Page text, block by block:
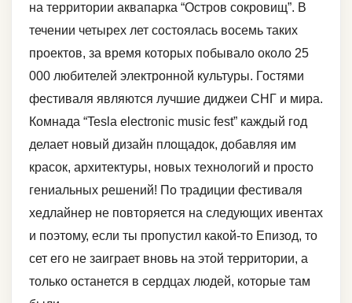
на территории аквапарка “Остров сокровищ”. В
течении четырех лет состоялась восемь таких
проектов, за время которых побывало около 25
000 любителей электронной культуры. Гостями
фестиваля являются лучшие диджеи СНГ и мира.
Комнада “Tesla electronic music fest” каждый год
делает новый дизайн площадок, добавляя им
красок, архитектуры, новых технологий и просто
гениальных решений! По традиции фестиваля
хедлайнер не повторяется на следующих ивентах
и поэтому, если ты пропустил какой-то Епизод, то
сет его не заиграет вновь на этой территории, а
только останется в сердцах людей, которые там